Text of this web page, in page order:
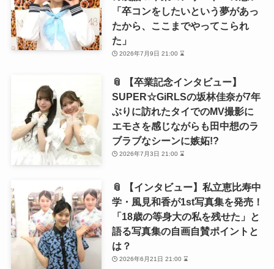
「卒コンをしたいという夢があっ
たから、ここまでやってこられ
た」
2026年7月9日 21:00 ⌛
📎 【卒業記念インタビュー】
SUPER☆GiRLSの坂林佳奈が7年
ぶりに訪れたタイでのMV撮影に
エモさを感じながらも田中想のラ
ブラブなシーンに嫉妬!?
2026年7月3日 21:00 ⌛
📎 【インタビュー】私立恵比寿中
学・風見和香が1st写真集を発売！
「18歳の等身大の私を残せた」と
語る写真集の自画自賛ポイントと
は？
2026年6月21日 21:00 ⌛